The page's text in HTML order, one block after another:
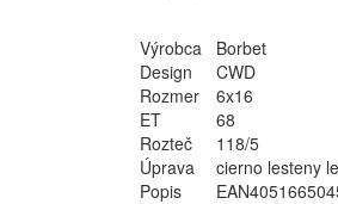
Výrobca Borbet
Design
CWD
Rozmer 6x16
ET
68
Rozteč
118/5
Úprava
cierno lesteny
Popis